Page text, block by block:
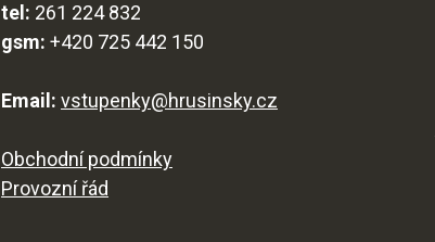
tel: 261 224 832
gsm: +420 725 442 150
Email: vstupenky@hrusinsky.cz
Obchodní podmínky
Provozní řád